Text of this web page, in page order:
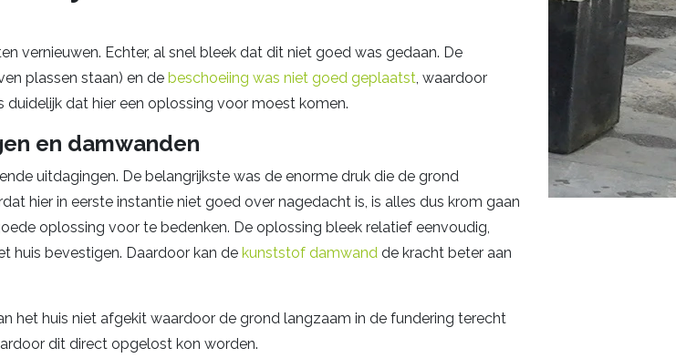
vernieuwen. Echter, al snel bleek dat dit niet goed was gedaan. De
plassen staan) en de beschoeiing was niet goed geplaatst, waardoor
dat hier een oplossing voor moest komen.
en damwanden
uitdagingen. De belangrijkste was de enorme druk die de grond
hier in eerste instantie niet goed over nagedacht is, is alles dus krom gaan
oplossing voor te bedenken. De oplossing bleek relatief eenvoudig,
huis bevestigen. Daardoor kan de kunststof damwandde kracht beter aan
het huis niet afgekit waardoor de grond langzaam in de fundering terecht
dit direct opgelost kon worden.